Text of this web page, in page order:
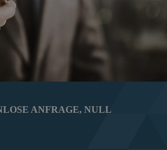
ANFRAGE, NULL